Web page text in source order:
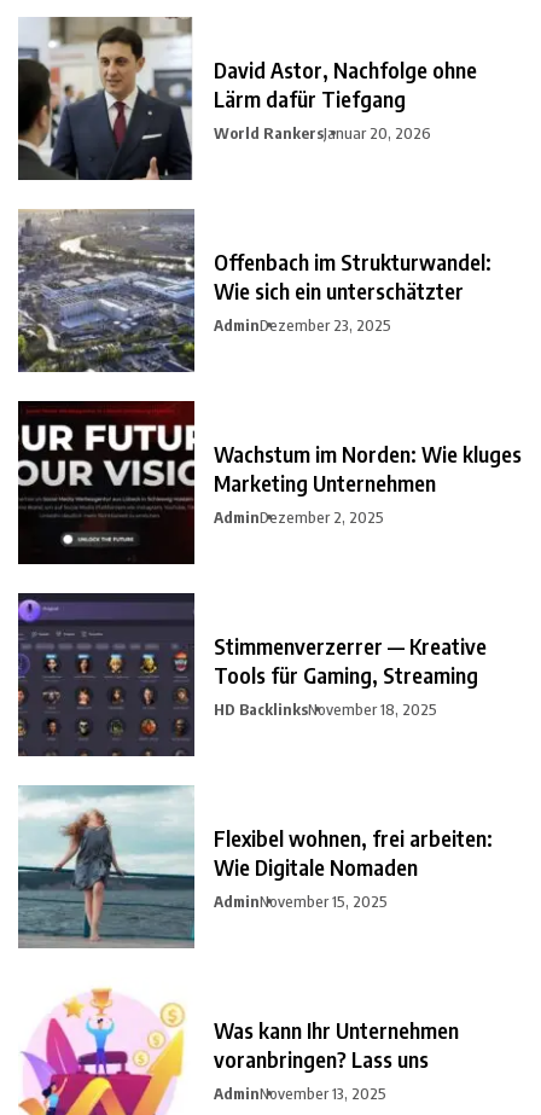
David Astor, Nachfolge ohne
Lärm dafür Tiefgang
World RankersJanuar 20, 2026
Offenbach im Strukturwandel:
Wie sich ein unterschätzter
AdminDezember 23, 2025
Wachstum im Norden: Wie kluges
Marketing Unternehmen
AdminDezember 2, 2025
Stimmenverzerrer — Kreative
Tools für Gaming, Streaming
HD BacklinksNovember 18, 2025
Flexibel wohnen, frei arbeiten:
Wie Digitale Nomaden
AdminNovember 15, 2025
Was kann Ihr Unternehmen
voranbringen? Lass uns
AdminNovember 13, 2025